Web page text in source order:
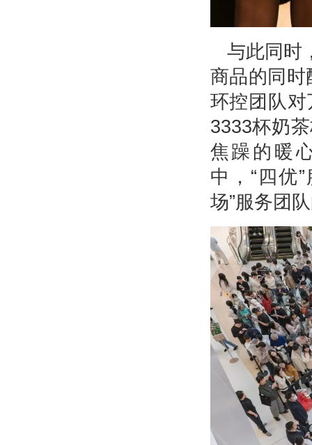
与此同时
商品的同
环控团队
3333杯奶
焦躁的暖
中，“四优
场”服务团